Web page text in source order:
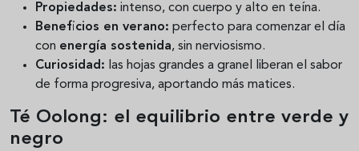
Propiedades: intenso, con cuerpo y alto en teína.
Beneficios en verano: perfecto para comenzar el día
con energía sostenida, sin nerviosismo.
Curiosidad: las hojas grandes a granel liberan el sabor
de forma progresiva, aportando más matices.
Té Oolong: el equilibrio entre verde y
negro